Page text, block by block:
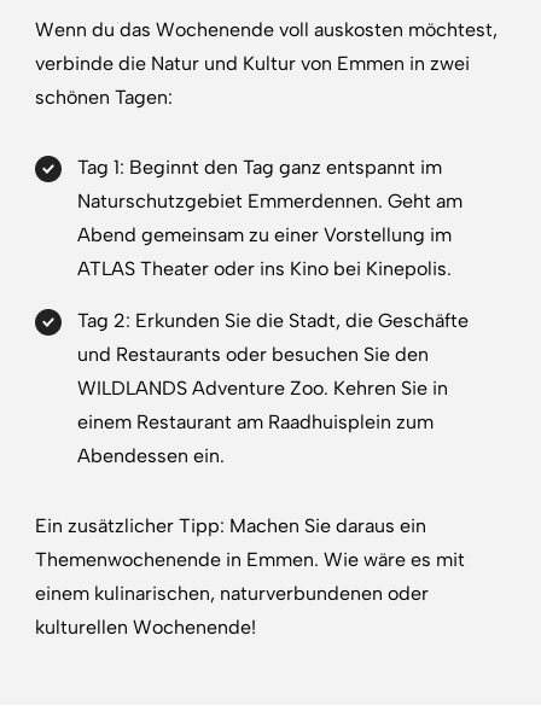
Wenn du das Wochenende voll auskosten möchtest,
verbinde die Natur und Kultur von Emmen in zwei
schönen Tagen:
Tag 1: Beginnt den Tag ganz entspannt im
Naturschutzgebiet Emmerdennen. Geht am
Abend gemeinsam zu einer Vorstellung im
ATLAS Theater oder ins Kino bei Kinepolis.
Tag 2: Erkunden Sie die Stadt, die Geschäfte
und Restaurants oder besuchen Sie den
WILDLANDS Adventure Zoo. Kehren Sie in
einem Restaurant am Raadhuisplein zum
Abendessen ein.
Ein zusätzlicher Tipp: Machen Sie daraus ein
Themenwochenende in Emmen. Wie wäre es mit
einem kulinarischen, naturverbundenen oder
kulturellen Wochenende!